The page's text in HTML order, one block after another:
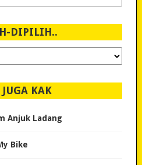
DIPILIH..
KAK
Anjuk Ladang
Bike